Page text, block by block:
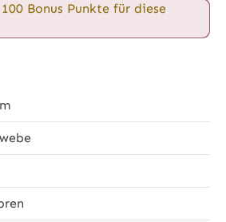
Bonus Punkte für diese